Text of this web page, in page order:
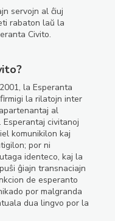
servojn al ĉiuj
rabaton laŭ la
Civito.
la Esperanta
la rilatojn inter
al
civitanoj
komunikilon kaj
por ni
identeco, kaj la
ĝiajn transnaciajn
de esperanto
por malgranda
dua lingvo por la